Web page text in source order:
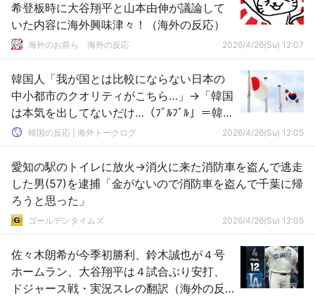
希登板時に大谷翔平と山本由伸が議論して
いた内容に海外興味津々！（海外の反応）
海外のお前ら 海外の反応 2026/4/26(Su) 12:07
韓国人「我が国とは比較にならない日本の
中小都市のクオリティがこちら…」→「韓国
は本気を出してないだけ…（ﾌﾞﾙﾌﾞﾙ」＝韓国
の反応韓国の反応 | 海外トークログ 2026/4/26(Su) 12:05
愛知の駅のトイレに放火→消火に来た消防車を盗んで逃走
した男(57)を逮捕「金がないので消防車を盗んで千葉に帰
ろうと思った」
ゴールデンタイムズ 2026/4/26(Su) 12:05
佐々木朗希が今季初勝利、鈴木誠也が４号
ホームラン、大谷翔平は４試合ぶり安打、
ドジャース戦・実況スレの翻訳（海外の反